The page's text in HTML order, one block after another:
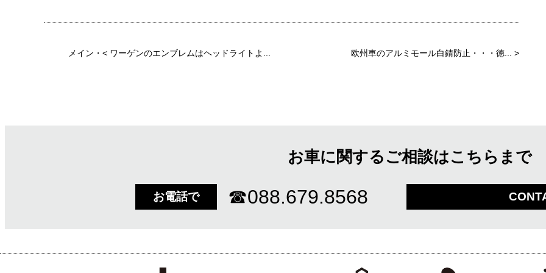
メイン ・< ワーゲンのエンブレムはヘッドライトよ... 欧州車のアルミモール白錆防止・・・徳... >
お車に関するご相談はこちらまで
お電話で ☎088.679.8568